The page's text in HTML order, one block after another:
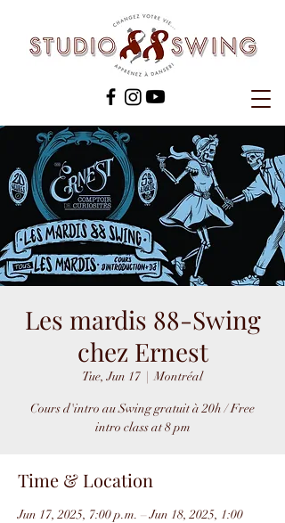
Les mardis 88-Swing
chez Ernest
Tue, Jun 17
  |
Montréal
Cours d'intro au Swing gratuit à 20h / Free
intro class at 8 pm
Time & Location
Jun 17, 2025, 7:00 p.m. – Jun 18, 2025, 1:00